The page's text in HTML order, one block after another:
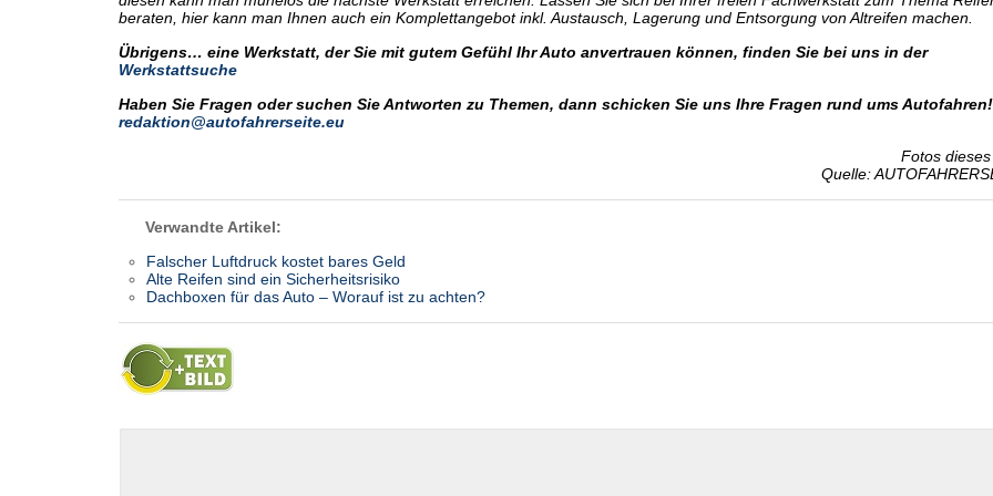
beraten, hier kann man Ihnen auch ein Komplettangebot inkl. Austausch, Lagerung und Entsorgung von Altreifen machen.
Übrigens… eine Werkstatt, der Sie mit gutem Gefühl Ihr Auto anvertrauen können, finden Sie bei uns in der
Werkstattsuche
Haben Sie Fragen oder suchen Sie Antworten zu Themen, dann schicken Sie uns Ihre Fragen rund ums Autofahren!
redaktion@autofahrerseite.eu
Fotos
Quelle:
Verwandte Artikel:
Falscher Luftdruck kostet bares Geld
Alte Reifen sind ein Sicherheitsrisiko
Dachboxen für das Auto – Worauf ist zu achten?